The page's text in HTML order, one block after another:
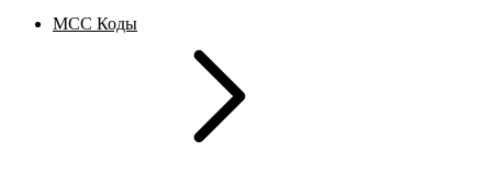
MCC Коды